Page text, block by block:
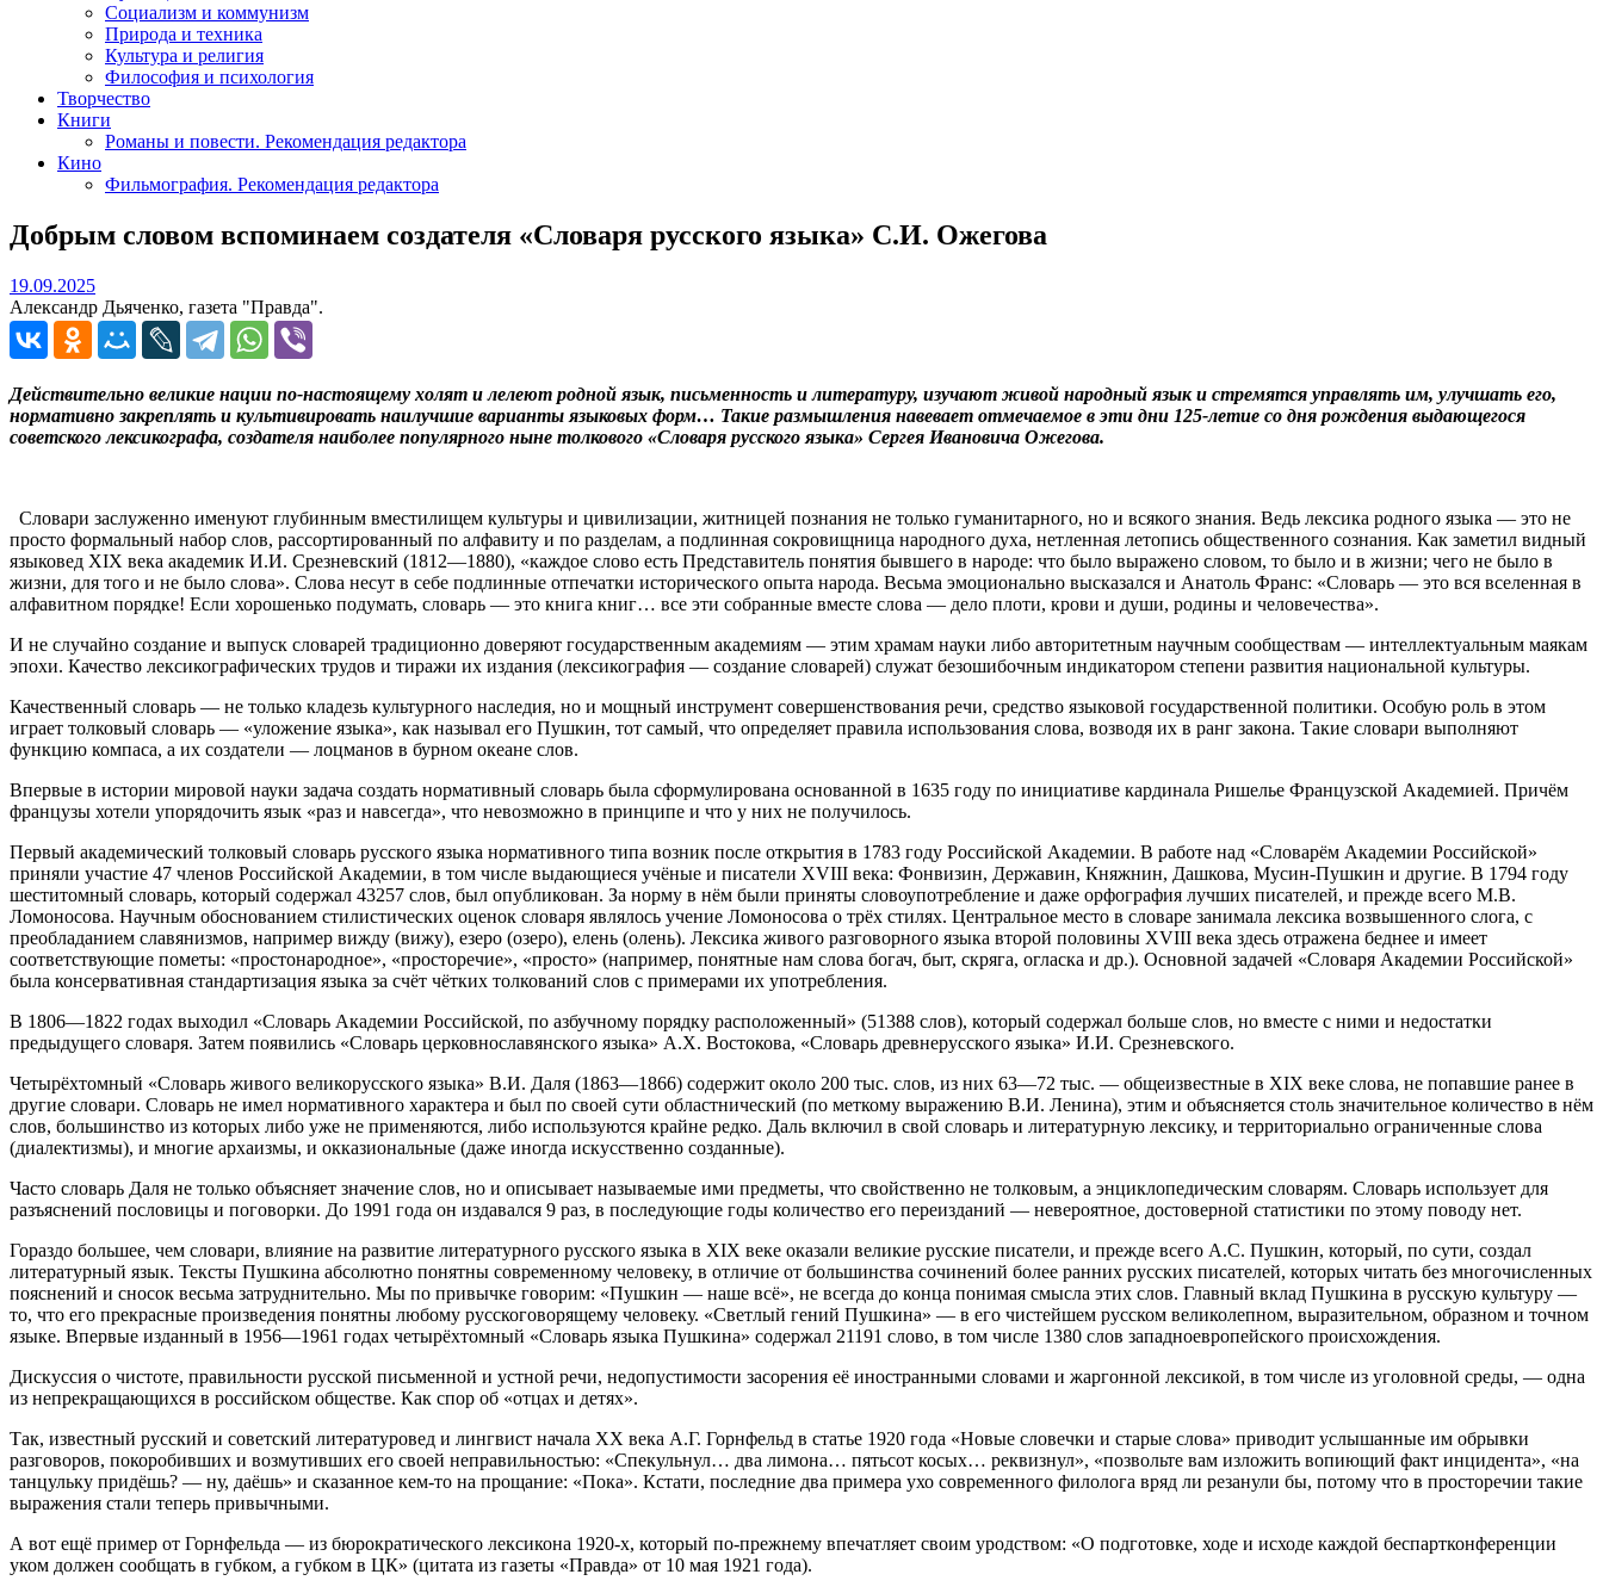
Социализм и коммунизм
Природа и техника
Культура и религия
Философия и психология
Творчество
Книги
Романы и повести. Рекомендация редактора
Кино
Фильмография. Рекомендация редактора
Добрым словом вспоминаем создателя «Словаря русского языка» С.И. Ожегова
19.09.202519.09.2025
Александр Дьяченко, газета "Правда".
Действительно великие нации по-настоящему холят и лелеют родной язык, письменность и литературу, изучают живой народный язык и стремятся управлять им, улучшать его,
нормативно закреплять и культивировать наилучшие варианты языковых форм… Такие размышления навевает отмечаемое в эти дни 125-летие со дня рождения выдающегося
советского лексикографа, создателя наиболее популярного ныне толкового «Словаря русского языка» Сергея Ивановича Ожегова.
Словари заслуженно именуют глубинным вместилищем культуры и цивилизации, житницей познания не только гуманитарного, но и всякого знания. Ведь лексика родного языка — это не
просто формальный набор слов, рассортированный по алфавиту и по разделам, а подлинная сокровищница народного духа, нетленная летопись общественного сознания. Как заметил видный
языковед XIX века академик И.И. Срезневский (1812—1880), «каждое слово есть Представитель понятия бывшего в народе: что было выражено словом, то было и в жизни; чего не было в
жизни, для того и не было слова». Слова несут в себе подлинные отпечатки исторического опыта народа. Весьма эмоционально высказался и Анатоль Франс: «Словарь — это вся вселенная в
алфавитном порядке! Если хорошенько подумать, словарь — это книга книг… все эти собранные вместе слова — дело плоти, крови и души, родины и человечества».
И не случайно создание и выпуск словарей традиционно доверяют государственным академиям — этим храмам науки либо авторитетным научным сообществам — интеллектуальным маякам
эпохи. Качество лексикографических трудов и тиражи их издания (лексикография — создание словарей) служат безошибочным индикатором степени развития национальной культуры.
Качественный словарь — не только кладезь культурного наследия, но и мощный инструмент совершенствования речи, средство языковой государственной политики. Особую роль в этом
играет толковый словарь — «уложение языка», как называл его Пушкин, тот самый, что определяет правила использования слова, возводя их в ранг закона. Такие словари выполняют
функцию компаса, а их создатели — лоцманов в бурном океане слов.
Впервые в истории мировой науки задача создать нормативный словарь была сформулирована основанной в 1635 году по инициативе кардинала Ришелье Французской Академией. Причём
французы хотели упорядочить язык «раз и навсегда», что невозможно в принципе и что у них не получилось.
Первый академический толковый словарь русского языка нормативного типа возник после открытия в 1783 году Российской Академии. В работе над «Словарём Академии Российской»
приняли участие 47 членов Российской Академии, в том числе выдающиеся учёные и писатели XVIII века: Фонвизин, Державин, Княжнин, Дашкова, Мусин-Пушкин и другие. В 1794 году
шеститомный словарь, который содержал 43257 слов, был опубликован. За норму в нём были приняты словоупотребление и даже орфография лучших писателей, и прежде всего М.В.
Ломоносова. Научным обоснованием стилистических оценок словаря являлось учение Ломоносова о трёх стилях. Центральное место в словаре занимала лексика возвышенного слога, с
преобладанием славянизмов, например вижду (вижу), езеро (озеро), елень (олень). Лексика живого разговорного языка второй половины XVIII века здесь отражена беднее и имеет
соответствующие пометы: «простонародное», «просторечие», «просто» (например, понятные нам слова богач, быт, скряга, огласка и др.). Основной задачей «Словаря Академии Российской»
была консервативная стандартизация языка за счёт чётких толкований слов с примерами их употребления.
В 1806—1822 годах выходил «Словарь Академии Российской, по азбучному порядку расположенный» (51388 слов), который содержал больше слов, но вместе с ними и недостатки
предыдущего словаря. Затем появились «Словарь церковнославянского языка» А.Х. Востокова, «Словарь древнерусского языка» И.И. Срезневского.
Четырёхтомный «Словарь живого великорусского языка» В.И. Даля (1863—1866) содержит около 200 тыс. слов, из них 63—72 тыс. — общеизвестные в XIX веке слова, не попавшие ранее в
другие словари. Словарь не имел нормативного характера и был по своей сути областнический (по меткому выражению В.И. Ленина), этим и объясняется столь значительное количество в нём
слов, большинство из которых либо уже не применяются, либо используются крайне редко. Даль включил в свой словарь и литературную лексику, и территориально ограниченные слова
(диалектизмы), и многие архаизмы, и окказиональные (даже иногда искусственно созданные).
Часто словарь Даля не только объясняет значение слов, но и описывает называемые ими предметы, что свойственно не толковым, а энциклопедическим словарям. Словарь использует для
разъяснений пословицы и поговорки. До 1991 года он издавался 9 раз, в последующие годы количество его переизданий — невероятное, достоверной статистики по этому поводу нет.
Гораздо большее, чем словари, влияние на развитие литературного русского языка в XIX веке оказали великие русские писатели, и прежде всего А.С. Пушкин, который, по сути, создал
литературный язык. Тексты Пушкина абсолютно понятны современному человеку, в отличие от большинства сочинений более ранних русских писателей, которых читать без многочисленных
пояснений и сносок весьма затруднительно. Мы по привычке говорим: «Пушкин — наше всё», не всегда до конца понимая смысла этих слов. Главный вклад Пушкина в русскую культуру —
то, что его прекрасные произведения понятны любому русскоговорящему человеку. «Светлый гений Пушкина» — в его чистейшем русском великолепном, выразительном, образном и точном
языке. Впервые изданный в 1956—1961 годах четырёхтомный «Словарь языка Пушкина» содержал 21191 слово, в том числе 1380 слов западноевропейского происхождения.
Дискуссия о чистоте, правильности русской письменной и устной речи, недопустимости засорения её иностранными словами и жаргонной лексикой, в том числе из уголовной среды, — одна
из непрекращающихся в российском обществе. Как спор об «отцах и детях».
Так, известный русский и советский литературовед и лингвист начала XX века А.Г. Горнфельд в статье 1920 года «Новые словечки и старые слова» приводит услышанные им обрывки
разговоров, покоробивших и возмутивших его своей неправильностью: «Спекульнул… два лимона… пятьсот косых… реквизнул», «позвольте вам изложить вопиющий факт инцидента», «на
танцульку придёшь? — ну, даёшь» и сказанное кем-то на прощание: «Пока». Кстати, последние два примера ухо современного филолога вряд ли резанули бы, потому что в просторечии такие
выражения стали теперь привычными.
А вот ещё пример от Горнфельда — из бюрократического лексикона 1920-х, который по-прежнему впечатляет своим уродством: «О подготовке, ходе и исходе каждой беспартконференции
уком должен сообщать в губком, а губком в ЦК» (цитата из газеты «Правда» от 10 мая 1921 года).